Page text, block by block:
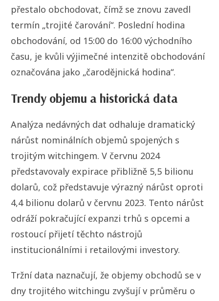
přestalo obchodovat, čímž se znovu zavedl
termín „trojité čarování“. Poslední hodina
obchodování, od 15:00 do 16:00 východního
času, je kvůli výjimečné intenzitě obchodování
označována jako „čarodějnická hodina“.
Trendy objemu a historická data
Analýza nedávných dat odhaluje dramatický
nárůst nominálních objemů spojených s
trojitým witchingem. V červnu 2024
představovaly expirace přibližně 5,5 bilionu
dolarů, což představuje výrazný nárůst oproti
4,4 bilionu dolarů v červnu 2023. Tento nárůst
odráží pokračující expanzi trhů s opcemi a
rostoucí přijetí těchto nástrojů
institucionálními i retailovými investory.
Tržní data naznačují, že objemy obchodů se v
dny trojitého witchingu zvyšují v průměru o